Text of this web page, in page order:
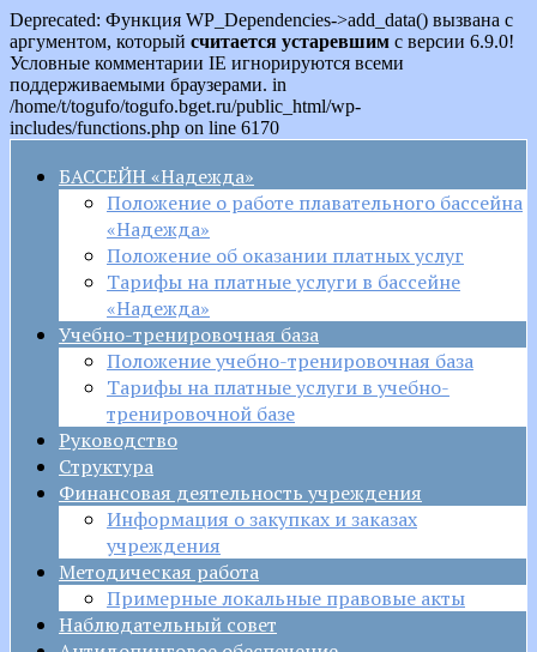
Deprecated: Функция WP_Dependencies->add_data() вызвана с
аргументом, который считается устаревшим с версии 6.9.0!
Условные комментарии IE игнорируются всеми
поддерживаемыми браузерами. in
/home/t/togufo/togufo.bget.ru/public_html/wp-
includes/functions.php on line 6170
БАССЕЙН «Надежда»
Положение о работе плавательного бассейна
«Надежда»
Положение об оказании платных услуг
Тарифы на платные услуги в бассейне
«Надежда»
Учебно-тренировочная база
Положение учебно-тренировочная база
Тарифы на платные услуги в учебно-
тренировочной базе
Руководство
Структура
Финансовая деятельность учреждения
Информация о закупках и заказах
учреждения
Методическая работа
Примерные локальные правовые акты
Наблюдательный совет